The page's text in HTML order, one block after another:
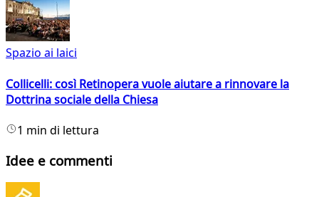
Spazio ai laici
Collicelli: così Retinopera vuole aiutare a rinnovare la
Dottrina sociale della Chiesa
1 min di lettura
Idee e commenti